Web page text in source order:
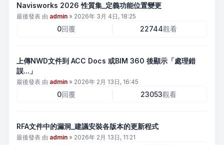
Navisworks 2026 性質集_定義功能位置變更
最後發表 由 admin » 2026年 3月 4日, 18:25
0回覆 22744觀看
上傳NWD文件到 ACC Docs 或BIM 360 後顯示「處理錯
誤...」
最後發表 由 admin » 2026年 2月 13日, 16:45
0回覆 23053觀看
RFA文件中的漏洞_建議安裝各版本的更新程式
最後發表 由 admin » 2026年 2月 13日, 11:21